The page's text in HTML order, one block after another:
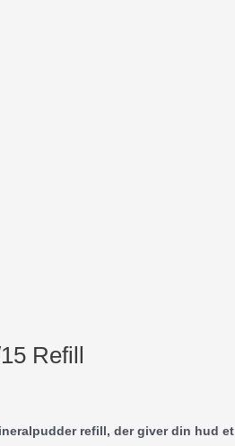
Refill
refill, der giver din hud et